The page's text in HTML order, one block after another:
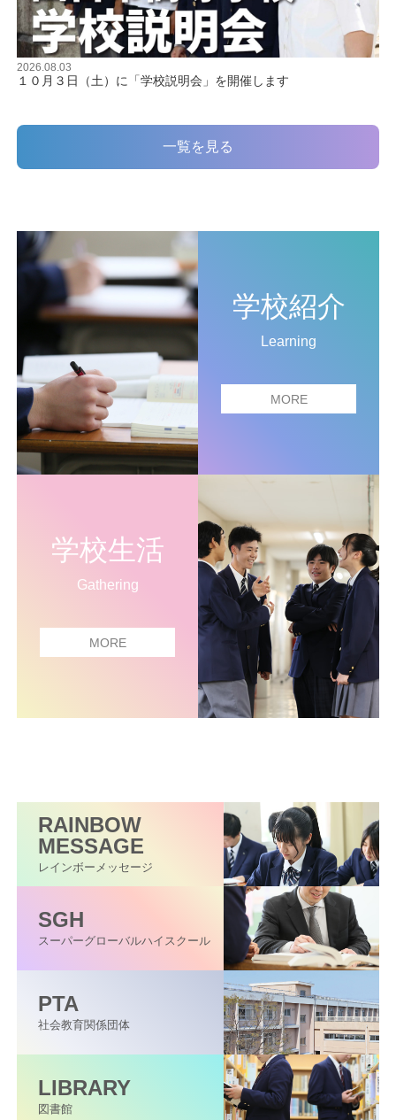
2026.08.03
１０月３日（土）に「学校説明会」を開催します
一覧を見る
学校紹介
Learning
MORE
学校生活
Gathering
MORE
RAINBOW
MESSAGE
レインボーメッセージ
SGH
スーパーグローバルハイスクール
PTA
社会教育関係団体
LIBRARY
図書館